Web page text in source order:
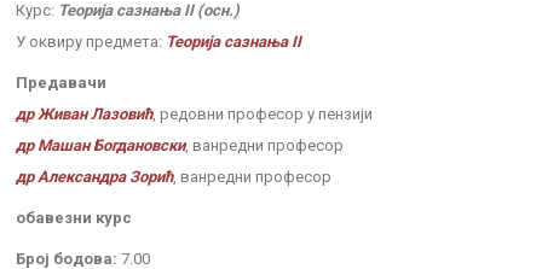
Курс: Теорија сазнања II (осн.)
У оквиру предмета: Теорија сазнања II
Предавачи
др Живан Лазовић, редовни професор у пензији
др Машан Богдановски, ванредни професор
др Александра Зорић, ванредни професор
обавезни курс
Број бодова: 7.00